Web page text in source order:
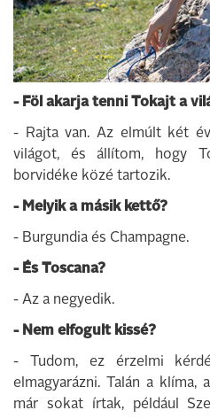
- Föl akarja tenni Tokajt a
- Rajta van. Az elmúlt két
világot, és állítom, hogy
borvidéke közé tartozik.
- Melyik a másik kettő?
- Burgundia és Champagne.
- És Toscana?
- Az a negyedik.
- Nem elfogult kissé?
- Tudom, ez érzelmi
elmagyarázni. Talán a klíma,
már sokat írtak, például